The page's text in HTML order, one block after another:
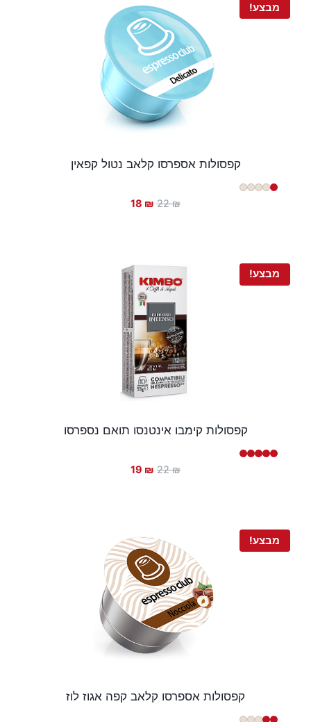
מבצע!
קפסולות אספרסו קלאב נטול קפאין
22₪
המחיר
18 ₪
המחיר
מבצע!
קפסולות קימבו אינטנסו תואם נספרסו
22₪
המחיר
19 ₪
המחיר
מבצע!
קפסולות אספרסו קלאב קפה אגוז לוז